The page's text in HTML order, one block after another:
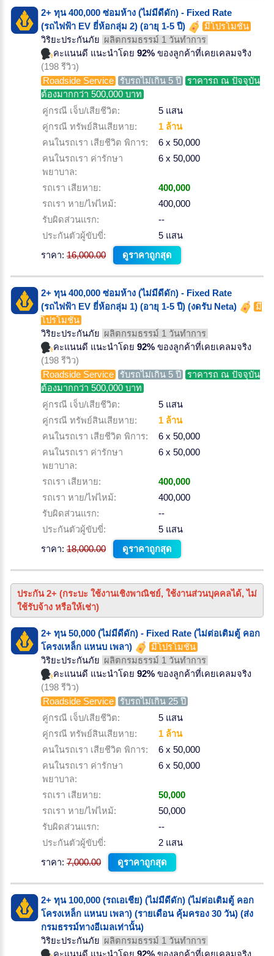
2+ ทุน 400,000 ซ่อมห้าง (ไม่มีดีดัก) - Fixed Rate
(รถไฟฟ้า EV ยี่ห้อกลุ่ม 2) (อายุ 1-5 ปี)
มีโปรโมชั่น
วิริยะประกันภัย ผลิตกรมธรรม์ 1 วันทำการ
คะแนนดี แนะนำโดย 92% ของลูกค้าที่เคยเคลมจริง
(198 รีวิว)
Roadside Service
รับรถไม่เกิน 5 ปี
ราคารถ ณ ปัจจุบัน
ต้องมากกว่า 500,000 บาท
คู่กรณี เจ็บ/เสียชีวิต:
5 แสน
คู่กรณี ทรัพย์สินเสียหาย:
1 ล้าน
คนในรถเรา เสียชีวิต พิการ:
6 x 50,000
คนในรถเรา ค่ารักษา
พยาบาล:
6 x 50,000
รถเรา เสียหาย:
400,000
รถเรา หาย/ไฟไหม้:
400,000
รับผิดส่วนแรก:
--
ประกันตัวผู้ขับขี่:
5 แสน
ราคา: 16,000.00 ดูราคาถูกสุด
2+ ทุน 400,000 ซ่อมห้าง (ไม่มีดีดัก) - Fixed Rate
(รถไฟฟ้า EV ยี่ห้อกลุ่ม 1) (อายุ 1-5 ปี) (งดรับ Neta)
มี
โปรโมชั่น
วิริยะประกันภัย ผลิตกรมธรรม์ 1 วันทำการ
คะแนนดี แนะนำโดย 92% ของลูกค้าที่เคยเคลมจริง
(198 รีวิว)
Roadside Service
รับรถไม่เกิน 5 ปี
ราคารถ ณ ปัจจุบัน
ต้องมากกว่า 500,000 บาท
คู่กรณี เจ็บ/เสียชีวิต:
5 แสน
คู่กรณี ทรัพย์สินเสียหาย:
1 ล้าน
คนในรถเรา เสียชีวิต พิการ:
6 x 50,000
คนในรถเรา ค่ารักษา
พยาบาล:
6 x 50,000
รถเรา เสียหาย:
400,000
รถเรา หาย/ไฟไหม้:
400,000
รับผิดส่วนแรก:
--
ประกันตัวผู้ขับขี่:
5 แสน
ราคา: 18,000.00 ดูราคาถูกสุด
ประกัน 2+ (กระบะ ใช้งานเชิงพาณิชย์, ใช้งานส่วนบุคคลได้, ไม่
ใช้รับจ้าง หรือให้เช่า)
2+ ทุน 50,000 (ไม่มีดีดัก) - Fixed Rate (ไม่ต่อเติมตู้ คอก
โครงเหล็ก แหนบ เพลา)
มีโปรโมชั่น
วิริยะประกันภัย ผลิตกรมธรรม์ 1 วันทำการ
คะแนนดี แนะนำโดย 92% ของลูกค้าที่เคยเคลมจริง
(198 รีวิว)
Roadside Service
รับรถไม่เกิน 25 ปี
คู่กรณี เจ็บ/เสียชีวิต:
5 แสน
คู่กรณี ทรัพย์สินเสียหาย:
1 ล้าน
คนในรถเรา เสียชีวิต พิการ:
6 x 50,000
คนในรถเรา ค่ารักษา
พยาบาล:
6 x 50,000
รถเรา เสียหาย:
50,000
รถเรา หาย/ไฟไหม้:
50,000
รับผิดส่วนแรก:
--
ประกันตัวผู้ขับขี่:
2 แสน
ราคา: 7,000.00 ดูราคาถูกสุด
2+ ทุน 100,000 (รถเอเชีย) (ไม่มีดีดัก) (ไม่ต่อเติมตู้ คอก
โครงเหล็ก แหนบ เพลา) (รายเดือน คุ้มครอง 30 วัน) (ส่ง
กรมธรรม์ทางอีเมลเท่านั้น)
วิริยะประกันภัย ผลิตกรมธรรม์ 1 วันทำการ